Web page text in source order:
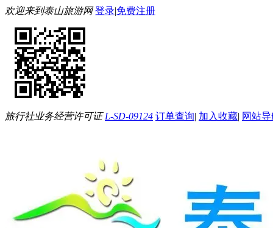
欢迎来到泰山旅游网登录|免费注册
旅行社业务经营许可证L-SD-09124 订单查询| 加入收藏| 网站